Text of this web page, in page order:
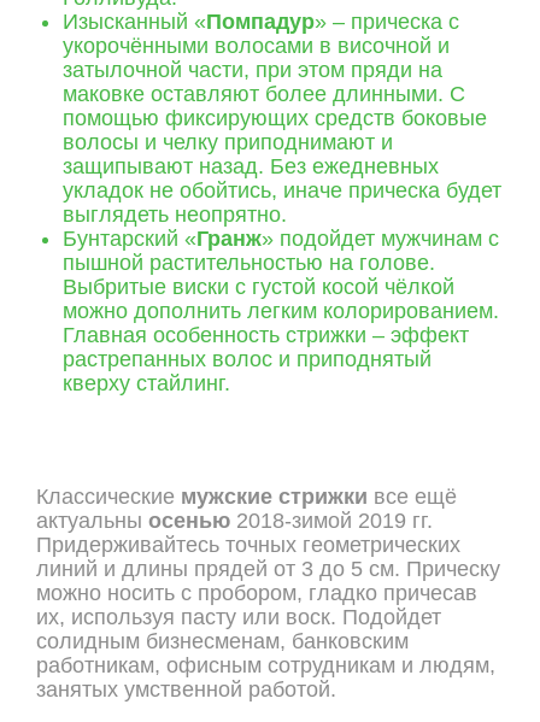
Изысканный «Помпадур» – прическа с
укорочёнными волосами в височной и
затылочной части, при этом пряди на
маковке оставляют более длинными. С
помощью фиксирующих средств боковые
волосы и челку приподнимают и
защипывают назад. Без ежедневных
укладок не обойтись, иначе прическа будет
выглядеть неопрятно.
Бунтарский «Гранж» подойдет мужчинам с
пышной растительностью на голове.
Выбритые виски с густой косой чёлкой
можно дополнить легким колорированием.
Главная особенность стрижки – эффект
растрепанных волос и приподнятый
кверху стайлинг.
Классические мужские стрижки все ещё
актуальны осенью 2018-зимой 2019 гг.
Придерживайтесь точных геометрических
линий и длины прядей от 3 до 5 см. Прическу
можно носить с пробором, гладко причесав
их, используя пасту или воск. Подойдет
солидным бизнесменам, банковским
работникам, офисным сотрудникам и людям,
занятых умственной работой.